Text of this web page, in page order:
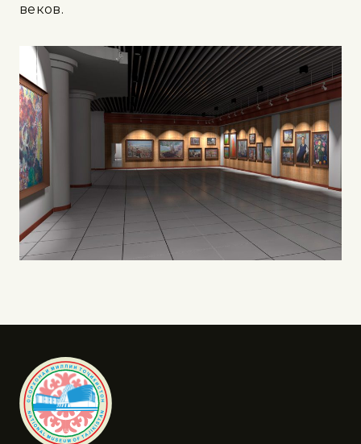
веков.